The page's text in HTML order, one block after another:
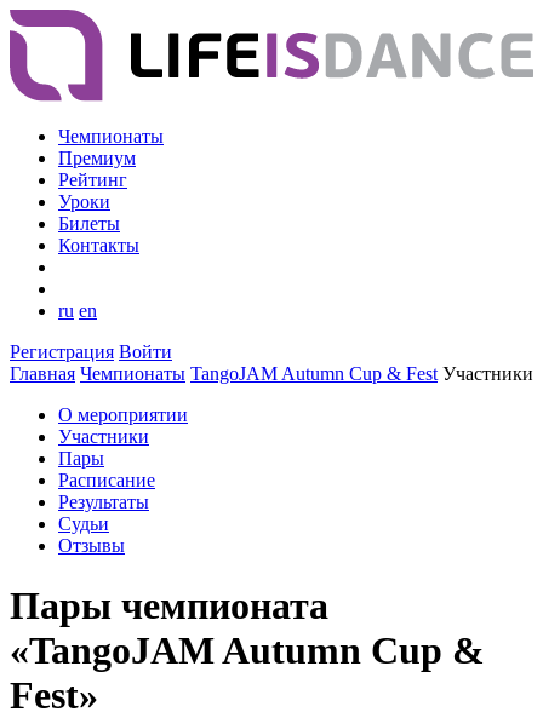
Чемпионаты
Премиум
Рейтинг
Уроки
Билеты
Контакты
ru en
Регистрация Войти
Главная Чемпионаты TangoJAM Autumn Cup & Fest Участники
О мероприятии
Участники
Пары
Расписание
Результаты
Судьи
Отзывы
Пары чемпионата
«TangoJAM Autumn Cup &
Fest»